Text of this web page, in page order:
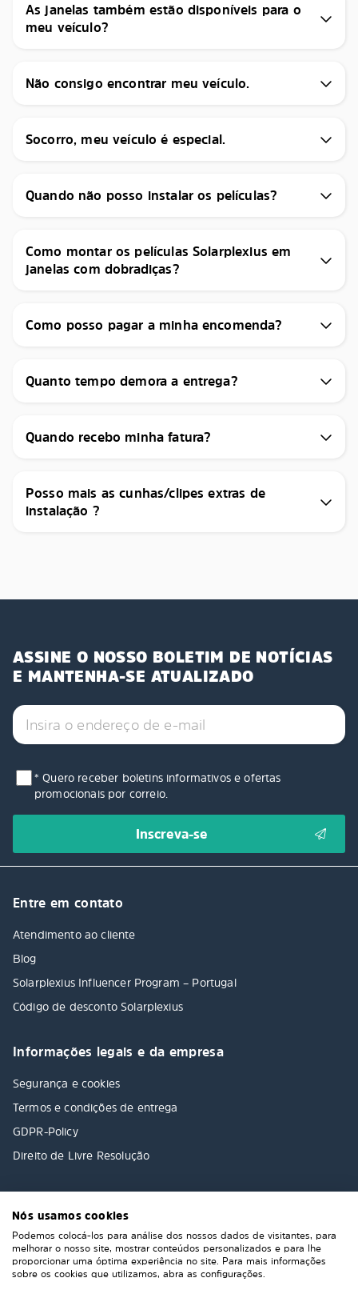
As janelas também estão disponíveis para o
meu veículo?
Não consigo encontrar meu veículo.
Socorro, meu veículo é especial.
Quando não posso instalar os películas?
Como montar os películas Solarplexius em
janelas com dobradiças?
Como posso pagar a minha encomenda?
Quanto tempo demora a entrega?
Quando recebo minha fatura?
Posso mais as cunhas/clipes extras de
instalação ?
ASSINE O NOSSO BOLETIM DE NOTÍCIAS
E MANTENHA-SE ATUALIZADO
* Quero receber boletins informativos e ofertas
promocionais por correio.
Entre em contato
Atendimento ao cliente
Blog
Solarplexius Influencer Program – Portugal
Código de desconto Solarplexius
Informações legais e da empresa
Segurança e cookies
Termos e condições de entrega
GDPR-Policy
Direito de Livre Resolução
Nós usamos cookies
Podemos colocá-los para análise dos nossos dados de visitantes, para
melhorar o nosso site, mostrar conteúdos personalizados e para lhe
proporcionar uma óptima experiência no site. Para mais informações
sobre os cookies que utilizamos, abra as configurações.